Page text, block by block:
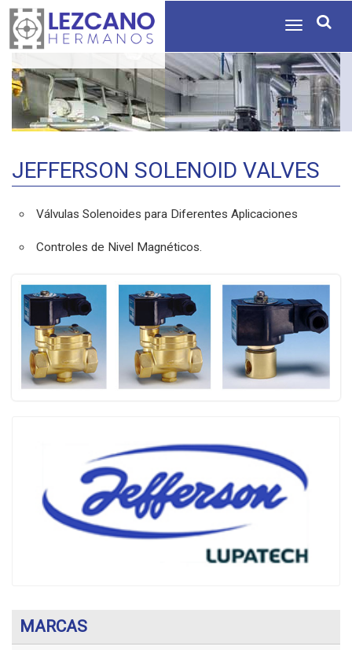
Toggle
JEFFERSON SOLENOID VALVES
Válvulas Solenoides para Diferentes Aplicaciones
Controles de Nivel Magnéticos.
MARCAS